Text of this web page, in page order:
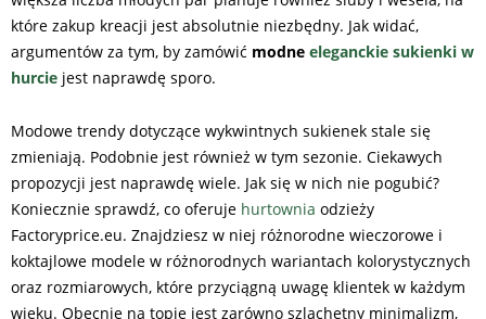
które zakup kreacji jest absolutnie niezbędny. Jak widać,
argumentów za tym, by zamówić modne eleganckie sukienki w
hurcie jest naprawdę sporo.
Modowe trendy dotyczące wykwintnych sukienek stale się
zmieniają. Podobnie jest również w tym sezonie. Ciekawych
propozycji jest naprawdę wiele. Jak się w nich nie pogubić?
Koniecznie sprawdź, co oferuje hurtownia odzieży
Factoryprice.eu. Znajdziesz w niej różnorodne wieczorowe i
koktajlowe modele w różnorodnych wariantach kolorystycznych
oraz rozmiarowych, które przyciągną uwagę klientek w każdym
wieku. Obecnie na topie jest zarówno szlachetny minimalizm,